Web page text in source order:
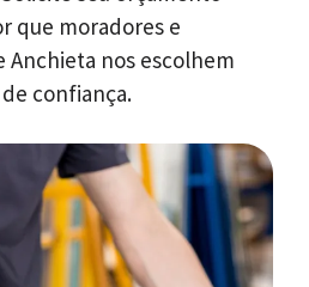
que moradores e
Anchieta nos escolhem
confiança.